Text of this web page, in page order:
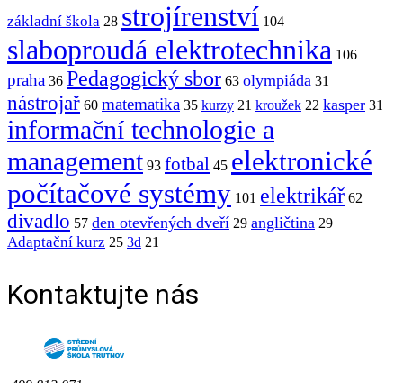
základní škola 28 strojírenství 104
slaboproudá elektrotechnika 106
praha 36 Pedagogický sbor 63 olympiáda 31
nástrojař 60 matematika 35 kurzy 21 kroužek 22 kasper 31
informační technologie a
management 93 fotbal 45 elektronické
počítačové systémy 101 elektrikář 62
divadlo 57 den otevřených dveří 29 angličtina 29
Adaptační kurz 25 3d 21
Kontaktujte nás